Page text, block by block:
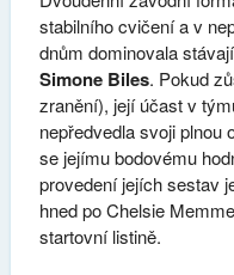
stabilního cvičení a v
dnům dominovala
Simone Biles. Pokud
zranění), její účast v
nepředvedla svoji plnou
se jejímu bodovému
provedení jejích sestav
hned po Chelsie
startovní listině.